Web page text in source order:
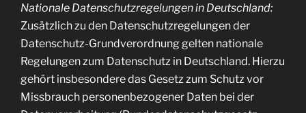
Nationale Datenschutzregelungen in Deutschland:
Zusätzlich zu den Datenschutzregelungen der
Datenschutz-Grundverordnung gelten nationale
Regelungen zum Datenschutz in Deutschland. Hierzu
gehört insbesondere das Gesetz zum Schutz vor
Missbrauch personenbezogener Daten bei der